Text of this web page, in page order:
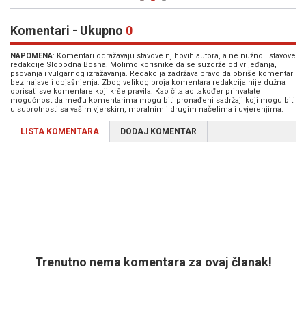
Komentari - Ukupno 0
NAPOMENA: Komentari odražavaju stavove njihovih autora, a ne nužno i stavove
redakcije Slobodna Bosna. Molimo korisnike da se suzdrže od vrijeđanja,
psovanja i vulgarnog izražavanja. Redakcija zadržava pravo da obriše komentar
bez najave i objašnjenja. Zbog velikog broja komentara redakcija nije dužna
obrisati sve komentare koji krše pravila. Kao čitalac također prihvatate
mogućnost da među komentarima mogu biti pronađeni sadržaji koji mogu biti
u suprotnosti sa vašim vjerskim, moralnim i drugim načelima i uvjerenjima.
LISTA KOMENTARA DODAJ KOMENTAR
Trenutno nema komentara za ovaj članak!